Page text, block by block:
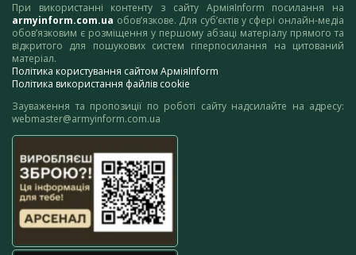
При використанні контенту з сайту АрміяInform посилання на
armyinform.com.ua обов’язкове. Для суб’єктів у сфері онлайн-медіа
обов’язковим є розміщення у першому абзаці матеріалу прямого та
відкритого для пошукових систем гіперпосилання на цитований
матеріал.
Політика користування сайтом АрміяInform
Політика використання файлів cookie
Зауваження та пропозиції по роботі сайту надсилайте на адресу:
webmaster@armyinform.com.ua